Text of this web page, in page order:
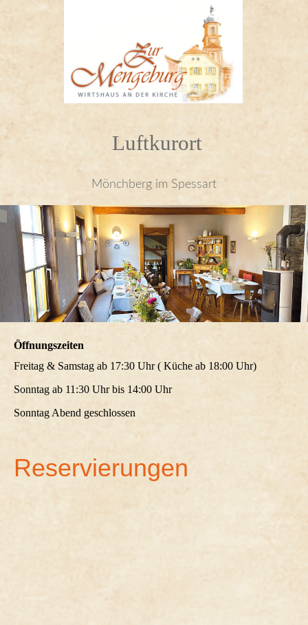
Luftkurort
Mönchberg im Spessart
Öffnungszeiten
Freitag & Samstag ab 17:30 Uhr ( Küche ab 18:00 Uhr)
Sonntag ab 11:30 Uhr bis 14:00 Uhr
Sonntag Abend geschlossen
Reservierungen